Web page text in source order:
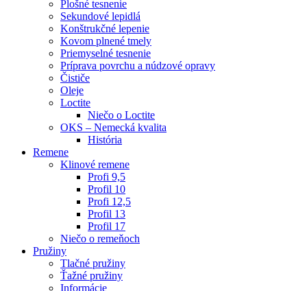
Plošné tesnenie
Sekundové lepidlá
Konštrukčné lepenie
Kovom plnené tmely
Priemyselné tesnenie
Príprava povrchu a núdzové opravy
Čističe
Oleje
Loctite
Niečo o Loctite
OKS – Nemecká kvalita
História
Remene
Klinové remene
Profi 9,5
Profil 10
Profi 12,5
Profil 13
Profil 17
Niečo o remeňoch
Pružiny
Tlačné pružiny
Ťažné pružiny
Informácie